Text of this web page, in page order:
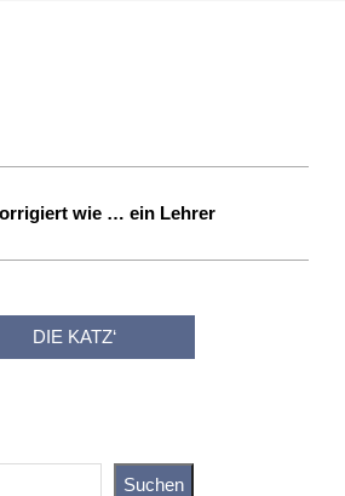
wie … ein Lehrer
DIE KATZ‘
Suchen